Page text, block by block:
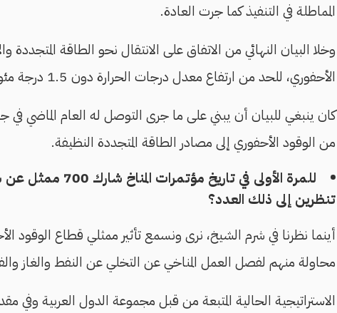
المماطلة في التنفيذ كما جرت العادة.
وخلا البيان النهائي من الاتفاق على الانتقال نحو الطاقة
الأحفوري، للحد من ارتفاع معدل درجات الحرارة دون 1.5 درجة مئويّة.
كان ينبغي للبيان أن يبني على ما جرى التوصل له العام الماضي في
من الوقود الأحفوري إلى مصادر الطاقة المتجددة النظيفة.
للمرة الأولى في
تنظرين إلى ذلك العدد؟
أينما نظرنا في شرم الشيخ، نرى ونسمع تأثير ممثلي قطاع الوقود
محاولة منهم لفصل العمل المناخي عن التخلي عن النفط والغاز
الاستراتيجية الحالية المتبعة من قبل مجموعة الدول العربية وفي